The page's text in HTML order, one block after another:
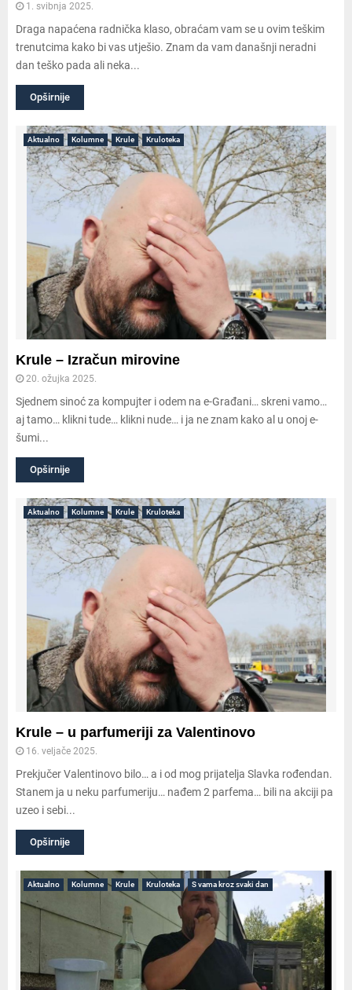
1. svibnja 2025.
Draga napaćena radnička klaso, obraćam vam se u ovim teškim
trenutcima kako bi vas utješio. Znam da vam današnji neradni
dan teško pada ali neka...
Opširnije
Aktualno Kolumne Krule Kruloteka
Krule – Izračun mirovine
20. ožujka 2025.
Sjednem sinoć za kompujter i odem na e-Građani… skreni vamo…
aj tamo… klikni tude… klikni nude… i ja ne znam kako al u onoj e-
šumi...
Opširnije
Aktualno Kolumne Krule Kruloteka
Krule – u parfumeriji za Valentinovo
16. veljače 2025.
Prekjučer Valentinovo bilo… a i od mog prijatelja Slavka rođendan.
Stanem ja u neku parfumeriju… nađem 2 parfema… bili na akciji pa
uzeo i sebi...
Opširnije
Aktualno Kolumne Krule Kruloteka S vama kroz svaki dan